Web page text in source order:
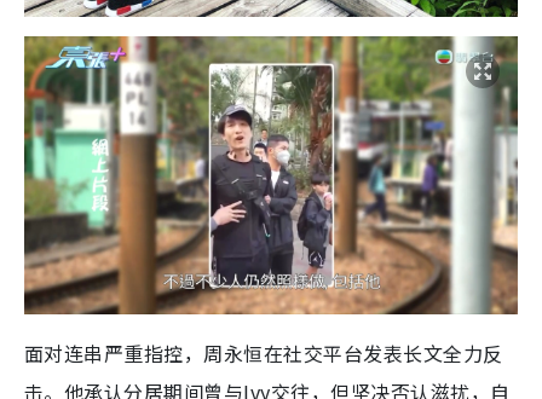
面对连串严重指控，周永恒在社交平台发表长文全力反
击。他承认分居期间曾与Ivy交往，但坚决否认滋扰，自